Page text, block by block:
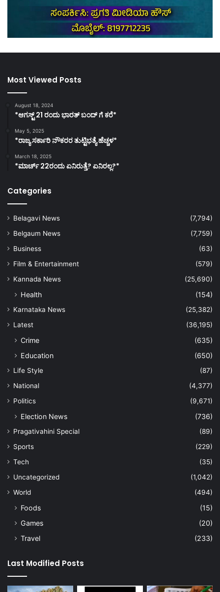
Most Viewed Posts
August 18, 2024
*ಆಗಸ್ಟ್ 21 ರಂದು ಭಾರತ್‌ ಬಂದ್‌ ಗೆ ಕರೆ*
May 5, 2025
*ರಾಜ್ಯ ಸರ್ಕಾರಿ ನೌಕರರ ತುಟ್ಟಿಭತ್ಯೆ ಹೆಚ್ಚಳ*
March 18, 2025
*ಮಾರ್ಚ್ 22ರಂದು ಏನಿರುತ್ತೆ? ಏನಿರಲ್ಲ?*
Categories
Belagavi News
(7,794)
Belgaum News
(7,759)
Business
(63)
Film & Entertainment
(579)
Kannada News
(25,690)
Health (154)
Karnataka News
(25,382)
Latest
(36,195)
Crime
(635)
Education
(650)
Life Style
(87)
National
(4,377)
Politics
(9,671)
Election News (736)
Pragativahini Special
(89)
Sports
(229)
Tech
(35)
Uncategorized
(1,042)
World
(494)
Foods
(15)
Games
(20)
Travel
(233)
Last Modified Posts